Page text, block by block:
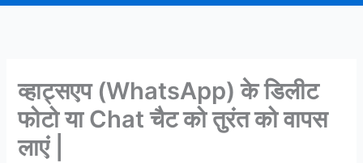
व्हाट्सएप (WhatsApp) के डिलीट
फोटो या Chat चैट को तुरंत को वापस
लाएं |